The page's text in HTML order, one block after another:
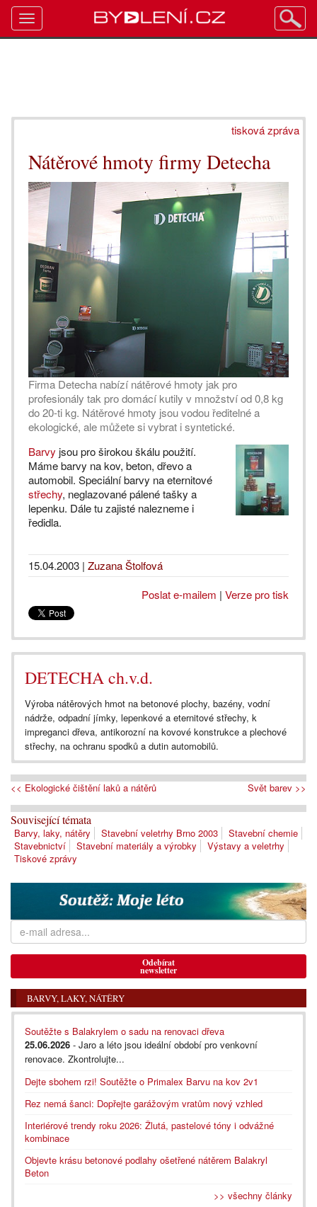
tisková zpráva
Nátěrové hmoty firmy Detecha
Firma Detecha nabízí nátěrové hmoty jak pro
profesionály tak pro domácí kutily v množství od 0,8 kg
do 20-ti kg. Nátěrové hmoty jsou vodou ředitelné a
ekologické, ale můžete si vybrat i syntetické.
Barvy jsou pro širokou škálu použití.
Máme barvy na kov, beton, dřevo a
automobil. Speciální barvy na eternitové
střechy, neglazované pálené tašky a
lepenku. Dále tu zajisté nalezneme i
ředidla.
15.04.2003 | Zuzana Štolfová
Poslat e-mailem | Verze pro tisk
DETECHA ch.v.d.
Výroba nátěrových hmot na betonové plochy, bazény, vodní
nádrže, odpadní jímky, lepenkové a eternitové střechy, k
impreganci dřeva, antikorozní na kovové konstrukce a plechové
střechy, na ochranu spodků a dutin automobilů.
<< Ekologické čištění laků a nátěrů Svět barev >>
Související témata
Barvy, laky, nátěry Stavební veletrhy Brno 2003
Stavební chemie
Stavebnictví
Stavební materiály a výrobky
Výstavy a veletrhy
Tiskové zprávy
Odebírat
newsletter
BARVY, LAKY, NÁTĚRY
Soutěžte s Balakrylem o sadu na renovaci dřeva
25.06.2026 - Jaro a léto jsou ideální období pro venkovní
renovace. Zkontrolujte...
Dejte sbohem rzi! Soutěžte o Primalex Barvu na kov 2v1
Rez nemá šanci: Dopřejte garážovým vratům nový vzhled
Interiérové trendy roku 2026: Žlutá, pastelové tóny i odvážné
kombinace
Objevte krásu betonové podlahy ošetřené nátěrem Balakryl
Beton
>> všechny články
Toggle
navigation